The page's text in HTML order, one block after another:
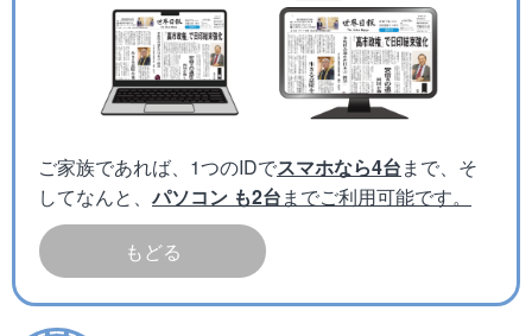
ご家族であれば、1つのIDでスマホなら4台まで、そ
してなんと、パソコン も2台までご利用可能です。
もどる